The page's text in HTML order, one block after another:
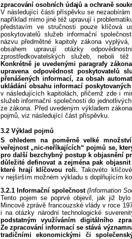
zpracování osobních údajů a ochraně
V následující části příspěvku se
například mimo jiné též upravují i
představím ve stručnosti pouze klíčová
poskytovatelů služeb informační
názvu předmětné kapitoly zákona
obsahem upravují otázky
zprostředkovatelských služeb, neboli
Konkrétně je uvedenými paragrafy
upravena odpovědnost poskytovatelů
přenášených informací, za obsah
ukládání obsahu informací
v následujících kapitolách, přičemž zde i
služeb informační společnosti do
ze zákona. Před uvedeným výkladem
pojmů, viz následující část příspěvku.
3.2 Výklad pojmů
S ohledem na poměrně velké
veřejnost „nic-neříkajících“ pojmů se,
pro další bezchybný postup k objasnění
důležité definovat a zejména pak
které hrají klíčovou roli. Takovéto
v nejširším možném výkladu s doplňujícím
3.2.1 Informační společnost (Information
Tento pojem se poprvé objevil, jak již
Mincově zprávě francouzské vlády v roce
i na otázky národní technologické
podstatným využíváním digitálního
Ze zpracování informací se stává
tradičními ekonomickými či